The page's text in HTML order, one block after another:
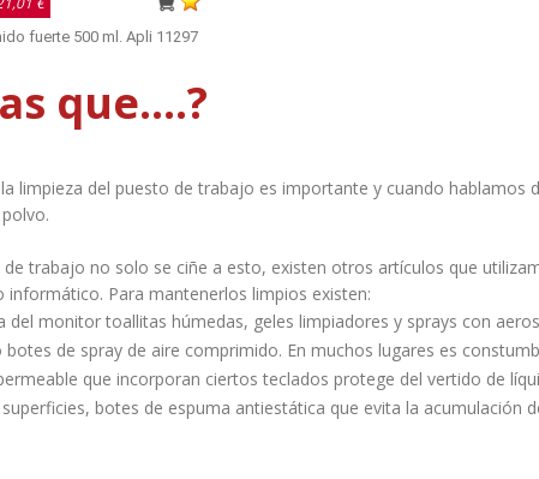
fuerte 500 ml. Apli 11297
que....?
limpieza del puesto de trabajo es importante y cuando
trabajo no solo se ciñe a esto, existen otros artículos que
informático. Para mantenerlos limpios existen:
del monitor toallitas húmedas, geles limpiadores y sprays con
botes de spray de aire comprimido. En muchos lugares es
que incorporan ciertos teclados protege del vertido de
botes de espuma antiestática que evita la acumulación